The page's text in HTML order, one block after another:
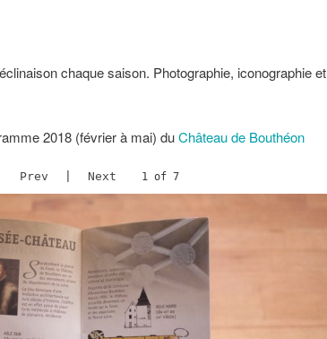
chaque saison. Photographie, iconographie et
2018 (février à mai) duChâteau de Bouthéon
Prev Next 2 of 7